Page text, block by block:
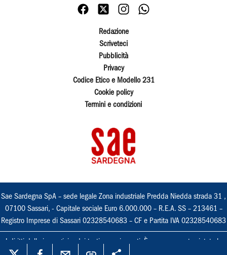
Redazione
Scriveteci
Pubblicità
Privacy
Codice Etico e Modello 231
Cookie policy
Termini e condizioni
Sae Sardegna SpA – sede legale Zona industriale Predda Niedda strada 31 ,
07100 Sassari, - Capitale sociale Euro 6.000.000 – R.E.A. SS – 213461 –
Registro Imprese di Sassari 02328540683 – CF e Partita IVA 02328540683
I diritti delle immagini e dei testi sono riservati. È espressamente vietata la